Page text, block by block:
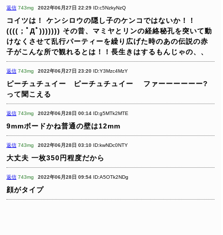
返信 743mg 2022年06月27日 22:29 ID:c5NzkyNzQ
コイツは！
ケンシロウの隠し子のケンコではないか！！
((((；ﾟДﾟ))))))) その昔、マミヤとリンの経絡秘孔を突いて動
けなくさせて乱行パーティーを繰り広げた時のあの伝説の赤
子がこんな所で観れるとは！！長生きはするもんじゃの、、
返信 743mg 2022年06月27日 23:20 ID:Y3Mzc4MzY
ピーチュチュイー ピーチュチュイー
ファーーーーーー?
って聞こえる
返信 743mg 2022年06月28日 00:14 ID:g5MTk2MTE
9mmボードかね普通の壁は12mm
返信 743mg 2022年06月28日 03:10 ID:kwNDc0NTY
大丈夫 一枚350円程度だから
返信 743mg 2022年06月28日 09:54 ID:A5OTk2NDg
顔がタイプ